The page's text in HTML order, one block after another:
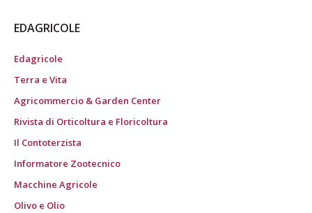
EDAGRICOLE
Edagricole
Terra e Vita
Agricommercio & Garden Center
Rivista di Orticoltura e Floricoltura
Il Contoterzista
Informatore Zootecnico
Macchine Agricole
Olivo e Olio